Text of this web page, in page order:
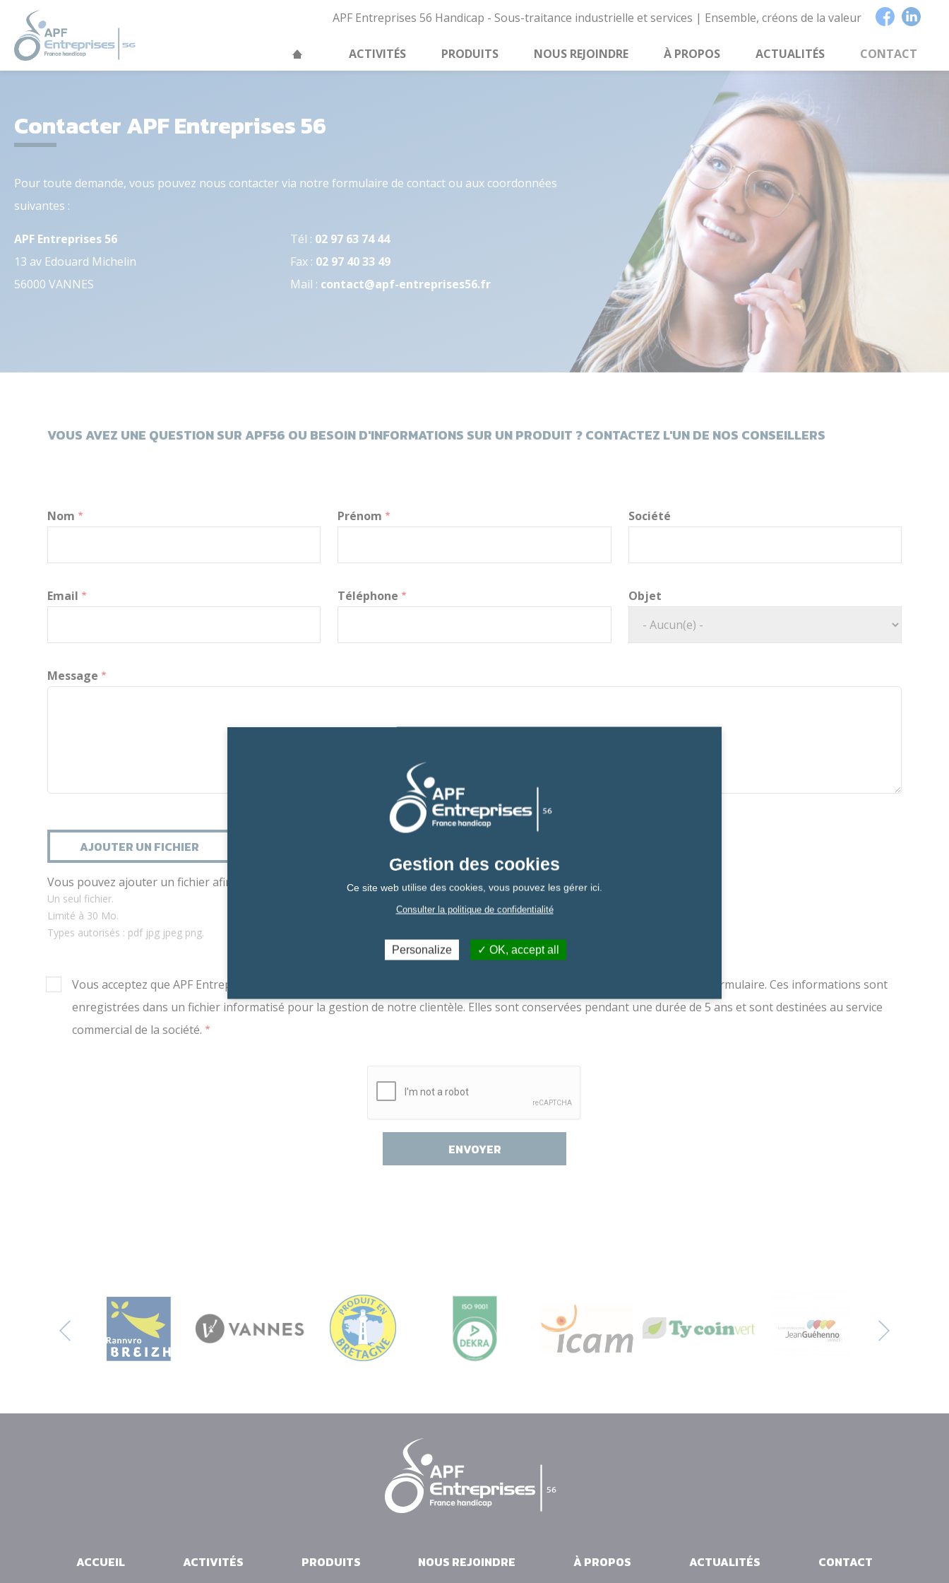
contenu
principal
APF Entreprises 56 Handicap - Sous-traitance industrielle et services | Ensemble, créons de la valeur
ACTIVITÉS PRODUITS NOUS REJOINDRE À PROPOS ACTUALITÉS CONTACT
Contacter APF Entreprises 56
Pour toute demande, vous pouvez nous contacter via notre formulaire de contact ou aux coordonnées
suivantes :
APF Entreprises 56
13 av Edouard Michelin
56000 VANNES
Tél : 02 97 63 74 44
Fax : 02 97 40 33 49
Mail : contact@apf-entreprises56.fr
VOUS AVEZ UNE QUESTION SUR APF56 OU BESOIN D'INFORMATIONS SUR UN PRODUIT ? CONTACTEZ L'UN DE NOS CONSEILLERS
Nom Prénom Société
Email Téléphone Objet
Message
AJOUTER UN FICHIER
Vous pouvez ajouter un fichier afin de préciser votre demande
Un seul fichier.
Limité à 30 Mo.
Types autorisés : pdf jpg jpeg png.
Vous acceptez que APF Entreprises 56 collecte et utilise les données personnelles que vous venez de renseigner dans ce formulaire. Ces informations sont
enregistrées dans un fichier informatisé pour la gestion de notre clientèle. Elles sont conservées pendant une durée de 5 ans et sont destinées au service
commercial de la société.
ACCUEIL ACTIVITÉS PRODUITS NOUS REJOINDRE À PROPOS ACTUALITÉS CONTACT
Gestion des cookies
Ce site web utilise des cookies, vous pouvez les gérer ici.
Consulter la politique de confidentialité
Personalize OK, accept all